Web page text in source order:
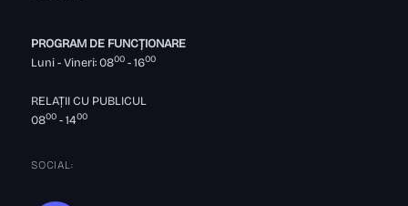
PROGRAM DE FUNCȚIONARE
Luni - Vineri: 0800 - 1600
RELAȚII CU PUBLICUL
0800 - 1400
SOCIAL: